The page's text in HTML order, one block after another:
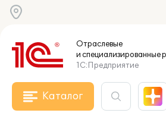
Отраслевые
и специализированные
1С:Предприятие
Каталог